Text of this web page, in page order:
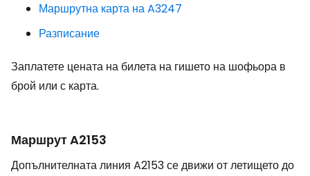
Маршрутна карта на A3247
Разписание
Заплатете цената на билета на гишето на шофьора в
брой или с карта.
Маршрут A2153
Допълнителната линия A2153 се движи от летището до